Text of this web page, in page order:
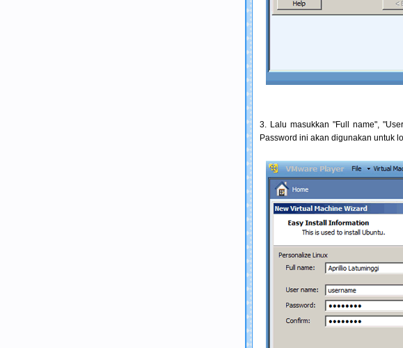
3. Lalu masukkan "Full name",
Password ini akan digunakan untuk